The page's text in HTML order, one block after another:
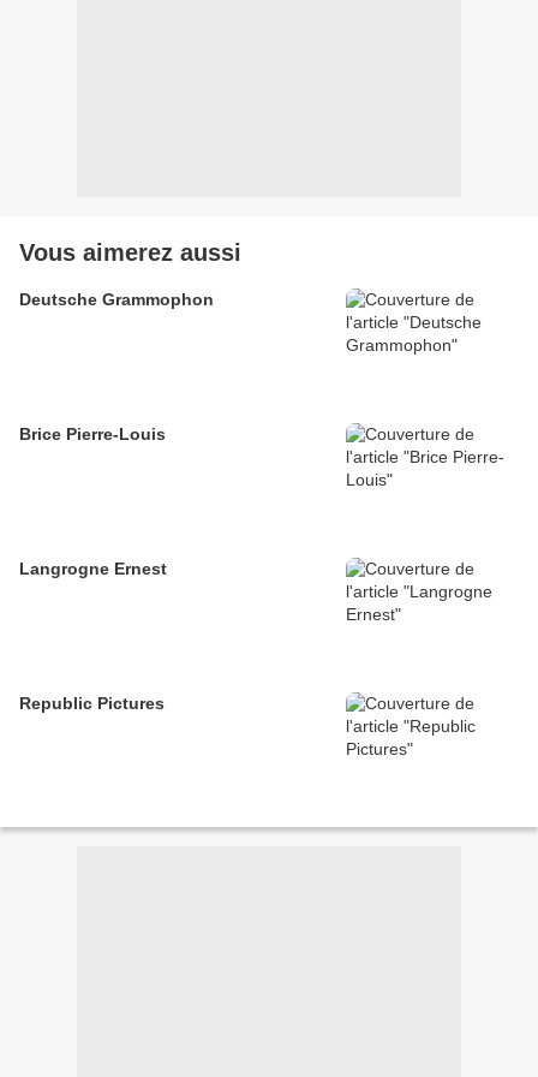
Vous aimerez aussi
Deutsche Grammophon
Brice Pierre-Louis
Langrogne Ernest
Republic Pictures